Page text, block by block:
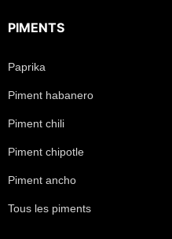
PIMENTS
Paprika
Piment habanero
Piment chili
Piment chipotle
Piment ancho
Tous les piments